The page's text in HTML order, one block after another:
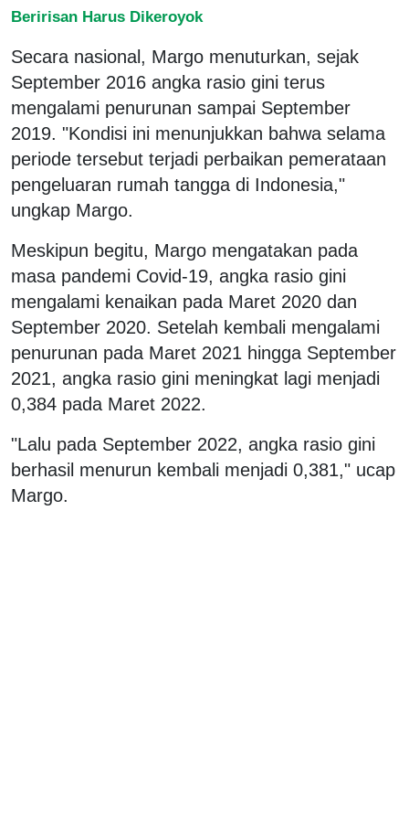
Beririsan Harus Dikeroyok
Secara nasional, Margo menuturkan, sejak
September 2016 angka rasio gini terus
mengalami penurunan sampai September
2019. "Kondisi ini menunjukkan bahwa selama
periode tersebut terjadi perbaikan pemerataan
pengeluaran rumah tangga di Indonesia,"
ungkap Margo.
Meskipun begitu, Margo mengatakan pada
masa pandemi Covid-19, angka rasio gini
mengalami kenaikan pada Maret 2020 dan
September 2020. Setelah kembali mengalami
penurunan pada Maret 2021 hingga September
2021, angka rasio gini meningkat lagi menjadi
0,384 pada Maret 2022.
"Lalu pada September 2022, angka rasio gini
berhasil menurun kembali menjadi 0,381," ucap
Margo.